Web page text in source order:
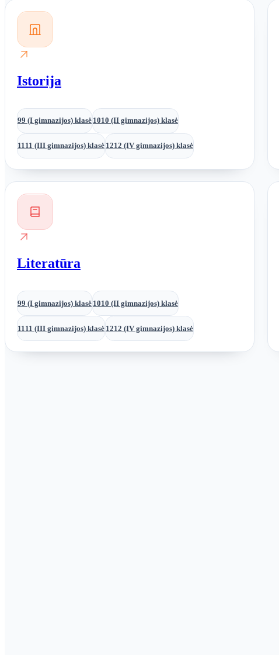
Istorija
99 (I gimnazijos) klasė 1010 (II gimnazijos) klasė
1111 (III gimnazijos) klasė 1212 (IV gimnazijos) klasė
Literatūra
99 (I gimnazijos) klasė 1010 (II gimnazijos) klasė
11 11 (III gimnazijos) klasė 1212 (IV gimnazijos) klasė